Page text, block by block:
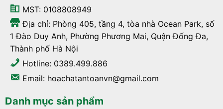
MST: 0108808949
Địa chỉ: Phòng 405, tầng 4, tòa nhà Ocean Park, số
1 Đào Duy Anh, Phường Phương Mai, Quận Đống Đa,
Thành phố Hà Nội
Hotline: 0389.499.886
Email: hoachatantoanvn@gmail.com
Danh mục sản phẩm